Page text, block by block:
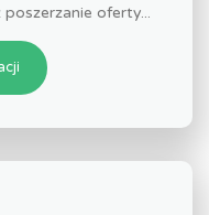
oferty...